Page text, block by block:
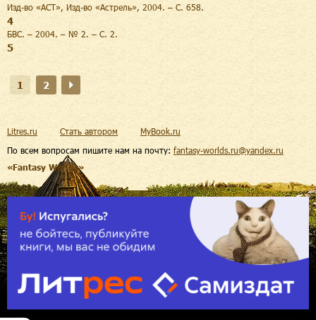
Изд-во «АСТ», Изд-во «Астрель», 2004. – С. 658.
4
БВС. – 2004. – № 2. – С. 2.
5
1 2
По всем вопросам пишите нам на почту: fantasy-worlds.ru@yandex.ru
«Fantasy Worlds»
Litres.ru Стать автором MyBook.ru